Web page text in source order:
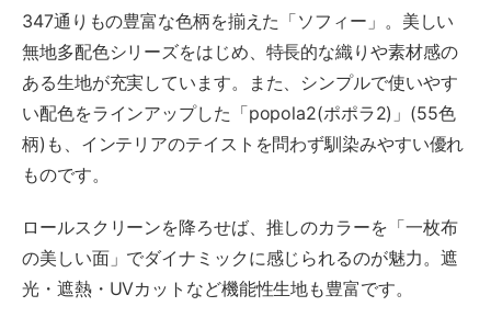
347通りもの豊富な色柄を揃えた「ソフィー」。美しい
無地多配色シリーズをはじめ、特長的な織りや素材感の
ある生地が充実しています。また、シンプルで使いやす
い配色をラインアップした「popola2(ポポラ2)」(55色
柄)も、インテリアのテイストを問わず馴染みやすい優れ
ものです。
ロールスクリーンを降ろせば、推しのカラーを「一枚布
の美しい面」でダイナミックに感じられるのが魅力。遮
光・遮熱・UVカットなど機能性生地も豊富です。